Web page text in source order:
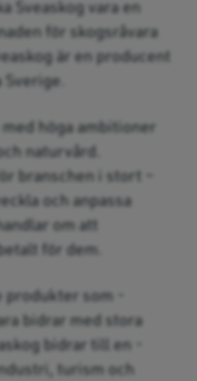
Sveaskog vara en
för skogsråvara
är en producent
höga ambitioner
naturvård.
branschen i stort –
och anpassa
om att
för dem.
produkter som
bidrar med stora
bidrar till en
turism och